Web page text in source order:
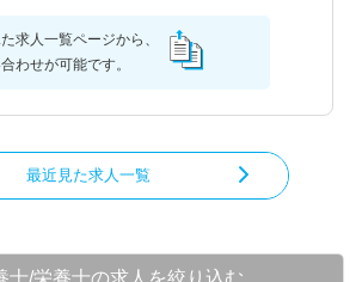
求人一覧ページから、
わせが可能です。
最近見た求人一覧
士/栄養士の求人を絞り込む